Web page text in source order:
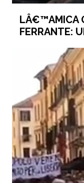
LÂ€™AMICA
FERRANTE: